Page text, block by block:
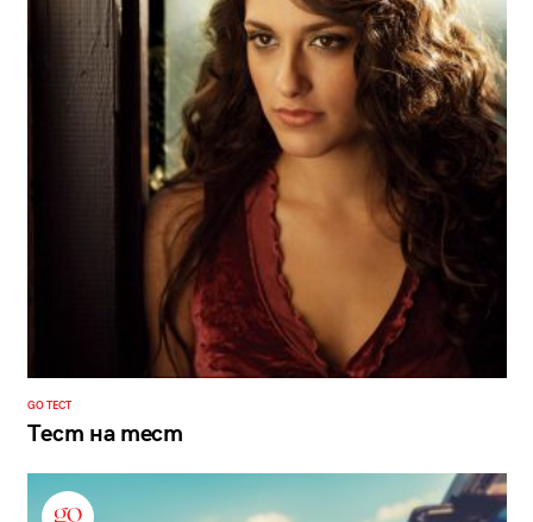
GO ТЕСТ
Тест на тест